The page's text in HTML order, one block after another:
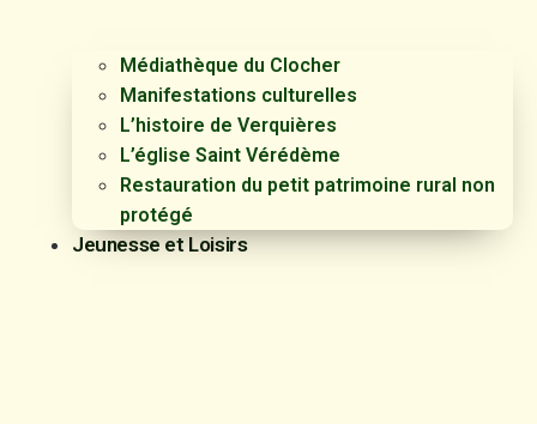
Médiathèque du Clocher
Manifestations culturelles
L’histoire de Verquières
L’église Saint Vérédème
Restauration du petit patrimoine rural non
protégé
Jeunesse et Loisirs